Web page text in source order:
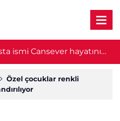
ismi Cansever hayatını
Özel çocuklar renkli